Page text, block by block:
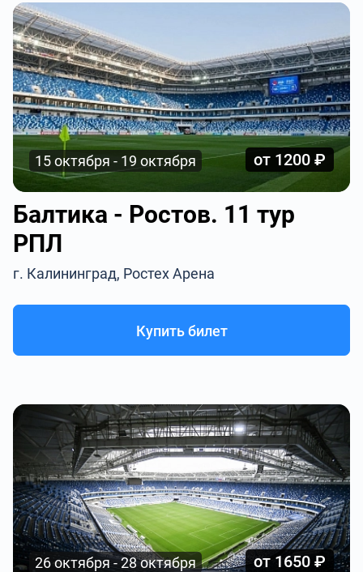
15 октября - 19 октября от 1200 ₽
Балтика - Ростов. 11 тур
РПЛ
г. Калининград, Ростех Арена
Купить билет
26 октября - 28 октября от 1650 ₽